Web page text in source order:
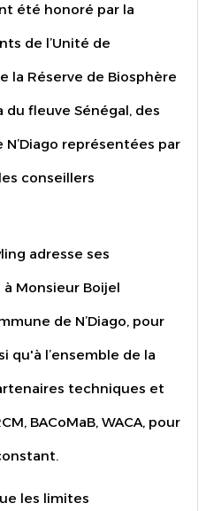
été honoré par la
de l’Unité de
la Réserve de Biosphère
fleuve Sénégal, des
représentées par
conseillers
adresse ses
Monsieur Boijel
de N’Diago, pour
qu'à l’ensemble de la
techniques et
BACoMaB, WACA, pour
les limites